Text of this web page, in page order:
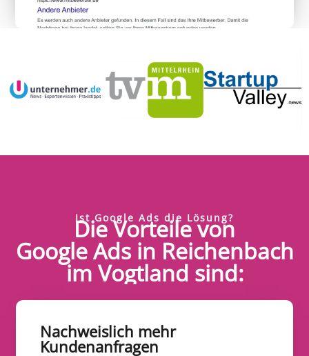
Ist Google Ads die Lösung?
Die Vorteile von
Google Ads in Reichenbach
im Vogtland sind:
Nachweislich mehr
Kundenanfragen​